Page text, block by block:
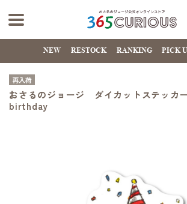
おさるのジョー
ジ公式オンライ
365CURIOUS
NEW RESTOCK RANKING PICK
再入荷
おさるのジョージ ダイカットステッ
birthday